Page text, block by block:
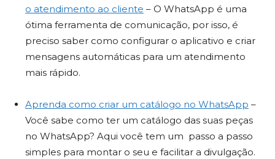
o atendimento ao cliente – O WhatsApp é uma
ótima ferramenta de comunicação, por isso, é
preciso saber como configurar o aplicativo e criar
mensagens automáticas para um atendimento
mais rápido.
Aprenda como criar um catálogo no WhatsApp –
Você sabe como ter um catálogo das suas peças
no WhatsApp? Aqui você tem um passo a passo
simples para montar o seu e facilitar a divulgação.